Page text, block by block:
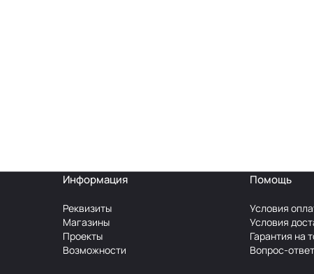
Информация
Реквизиты
Магазины
Проекты
Возможности
Помощь
Условия
Условия
Гарантия на
Вопрос-ответ